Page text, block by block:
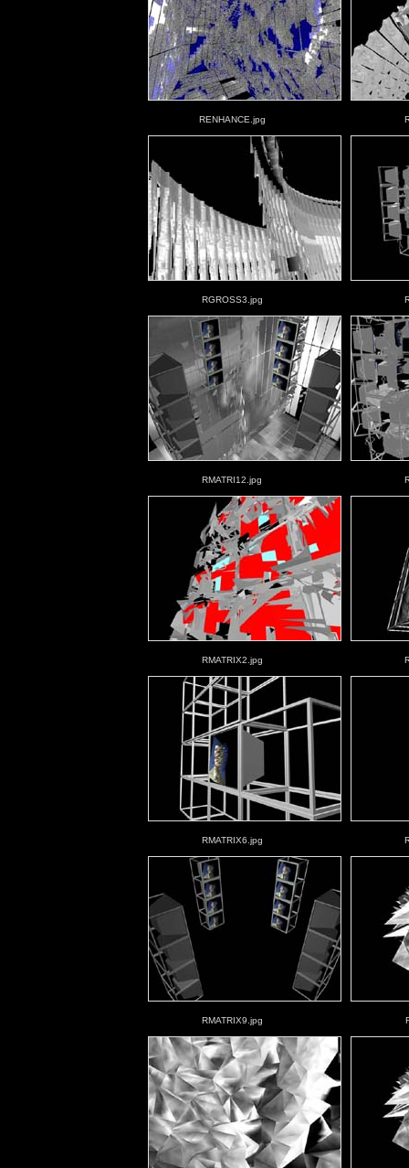
RENHANCE.jpg
RGROSS3.jpg
RMATRI12.jpg
RMATRIX2.jpg
RMATRIX6.jpg
RMATRIX9.jpg